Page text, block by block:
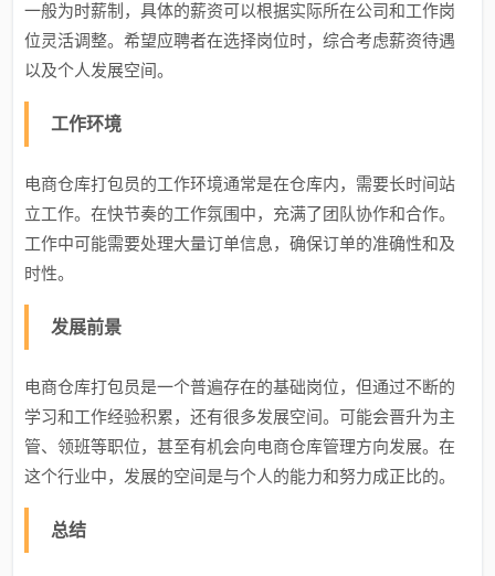
一般为时薪制，具体的薪资可以根据实际所在公司和工作岗
位灵活调整。希望应聘者在选择岗位时，综合考虑薪资待遇
以及个人发展空间。
工作环境
电商仓库打包员的工作环境通常是在仓库内，需要长时间站
立工作。在快节奏的工作氛围中，充满了团队协作和合作。
工作中可能需要处理大量订单信息，确保订单的准确性和及
时性。
发展前景
电商仓库打包员是一个普遍存在的基础岗位，但通过不断的
学习和工作经验积累，还有很多发展空间。可能会晋升为主
管、领班等职位，甚至有机会向电商仓库管理方向发展。在
这个行业中，发展的空间是与个人的能力和努力成正比的。
总结